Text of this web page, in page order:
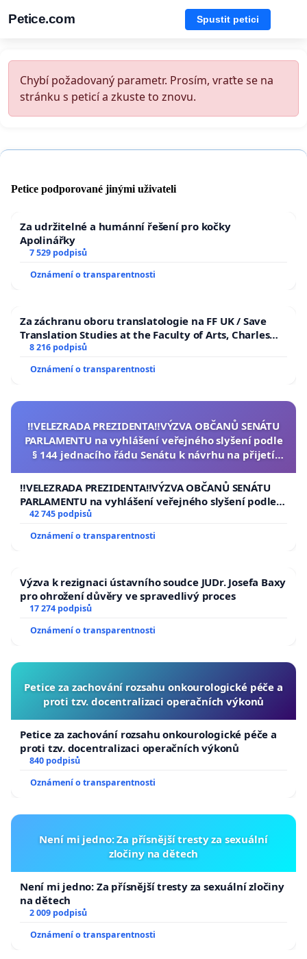
Petice.com Spustit petici
Chybí požadovaný parametr. Prosím, vraťte se na
stránku s peticí a zkuste to znovu.
Petice podporované jinými uživateli
Za udržitelné a humánní řešení pro kočky
Apolinářky
7 529 podpisů
Oznámení o transparentnosti
Za záchranu oboru translatologie na FF UK / Save
Translation Studies at the Faculty of Arts, Charles
University
8 216 podpisů
Oznámení o transparentnosti
‼️VELEZRADA PREZIDENTA‼️VÝZVA OBČANŮ SENÁTU
PARLAMENTU na vyhlášení veřejného slyšení podle
§ 144 jednacího řádu Senátu k návrhu na přijetí
republiky
‼️VELEZRADA PREZIDENTA‼️VÝZVA OBČANŮ SENÁTU
PARLAMENTU na vyhlášení veřejného slyšení podle §
144 jednacího řádu Senátu k návrhu na přijetí
usnesení k podání ústavní žaloby na prezidenta
republiky
42 745 podpisů
Oznámení o transparentnosti
Výzva k rezignaci ústavního soudce JUDr. Josefa Baxy
pro ohrožení důvěry ve spravedlivý proces
17 274 podpisů
Oznámení o transparentnosti
Petice za zachování rozsahu onkourologické péče a
proti tzv. docentralizaci operačních výkonů
Petice za zachování rozsahu onkourologické péče a
proti tzv. docentralizaci operačních výkonů
840 podpisů
Oznámení o transparentnosti
Není mi jedno: Za přísnější tresty za sexuální
zločiny na dětech
Není mi jedno: Za přísnější tresty za sexuální zločiny
na dětech
2 009 podpisů
Oznámení o transparentnosti